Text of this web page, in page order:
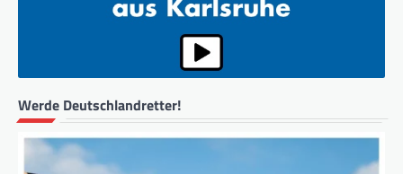
Werde Deutschlandretter!